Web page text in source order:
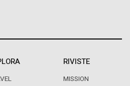
RIVISTE
MISSION